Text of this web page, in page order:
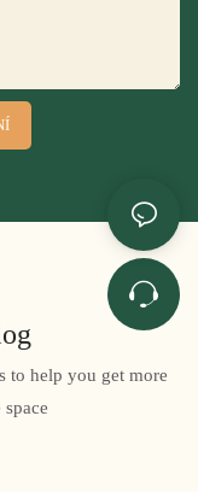
to help you get more